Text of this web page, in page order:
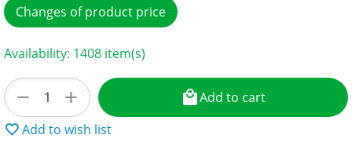
Changes of product price
Availability: 1408 item(s)
+
−
Add to cart
Add to wish list